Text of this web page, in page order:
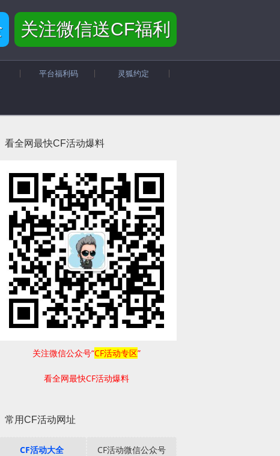
关注微信送CF福利
平台福利码 灵狐约定
看全网最快CF活动爆料
关注微信公众号“CF活动专区”
看全网最快CF活动爆料
常用CF活动网址
CF活动大全 CF活动微信公众号